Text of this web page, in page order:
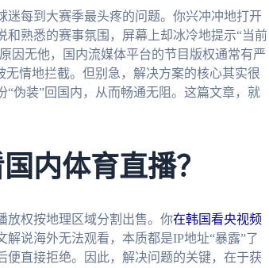
每到大赛季最头疼的问题。你兴冲冲地打开
熟悉的赛事氛围，屏幕上却冰冷地提示“当前
因无他，国内流媒体平台的节目版权通常有严
情地拦截。但别急，解决方案的核心其实很
伪装”回国内，从而畅通无阻。这篇文章，就
内体育直播？
放权按地理区域分割出售。你在韩国看央视频
解说海外无法观看，本质都是IP地址“暴露”了
直接拒绝。因此，解决问题的关键，在于获